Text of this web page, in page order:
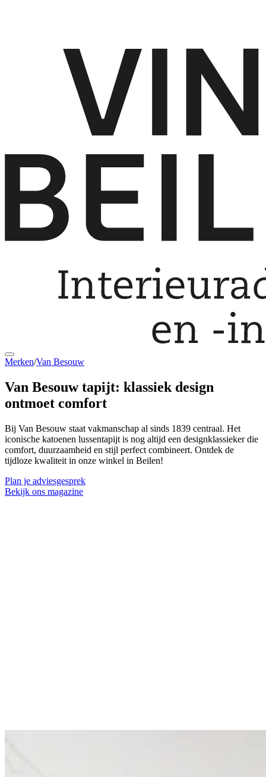
Merken/Van Besouw
Van Besouw tapijt: klassiek design
ontmoet comfort
Bij Van Besouw staat vakmanschap al sinds 1839 centraal. Het
iconische katoenen lussentapijt is nog altijd een designklassieker die
comfort, duurzaamheid en stijl perfect combineert. Ontdek de
tijdloze kwaliteit in onze winkel in Beilen!
Plan je adviesgesprek
Bekijk ons magazine